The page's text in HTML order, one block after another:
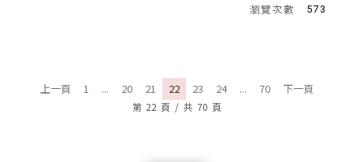
573
上一頁 1 ... 20 21 22 23 24 ... 70 下一頁
第 22 頁 / 共 70 頁